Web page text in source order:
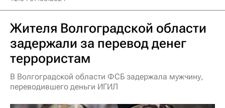
Жителя Волгоградской области
задержали за перевод денег
террористам
В Волгоградской области ФСБ задержала мужчину,
переводившего деньги ИГИЛ